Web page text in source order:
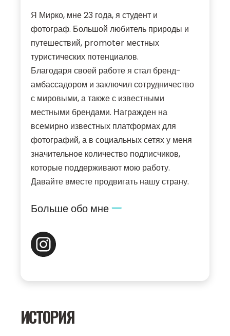
Я Мирко, мне 23 года, я студент и
фотограф. Большой любитель природы и
путешествий, promoter местных
туристических потенциалов.
Благодаря своей работе я стал бренд-
амбассадором и заключил сотрудничество
с мировыми, а также с известными
местными брендами. Награжден на
всемирно известных платформах для
фотографий, а в социальных сетях у меня
значительное количество подписчиков,
которые поддерживают мою работу.
Давайте вместе продвигать нашу страну.
Больше обо мне
ИСТОРИЯ